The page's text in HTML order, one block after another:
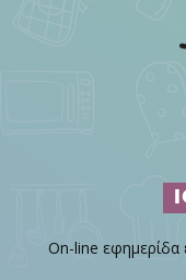
On-line εφημερίδα